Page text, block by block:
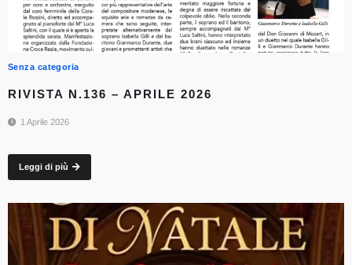
Senza categoria
RIVISTA N.136 – APRILE 2026
1 Aprile 2026
Leggi di più